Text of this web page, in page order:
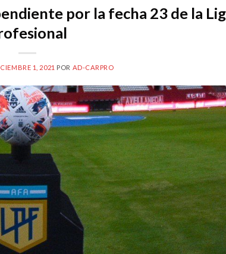
por la fecha 23 de la
1, 2021 POR AD-CARPRO